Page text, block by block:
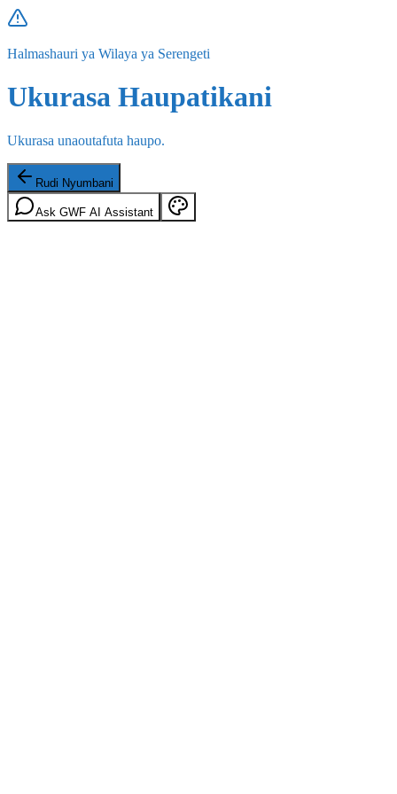
Halmashauri ya Wilaya ya Serengeti
Ukurasa Haupatikani
Ukurasa unaoutafuta haupo.
Rudi Nyumbani
Ask GWF AI Assistant